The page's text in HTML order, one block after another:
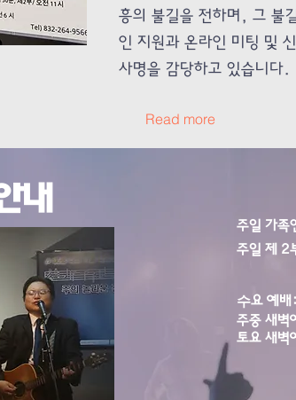
흥의 불길을 전하며, 그 불
인 지원과 온라인 미팅 및
사명을 감당하고 있습니다.
Read more
내
주일 가
주일 제 2
수요 예배:
주중 새
토요 새